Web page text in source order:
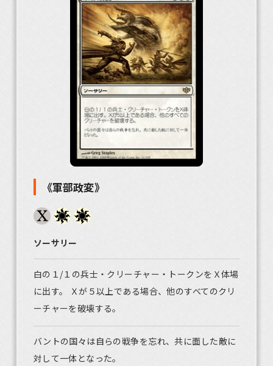
《軍部政変》
ソーサリー
白の１/１の兵士・クリーチャー・トークンをＸ体場
に出す。 Ｘが５以上である場合、他のすべてのクリ
ーチャーを破壊する。
バントの国々は自らの戦争を忘れ、共に面した敵に
対して一体となった。